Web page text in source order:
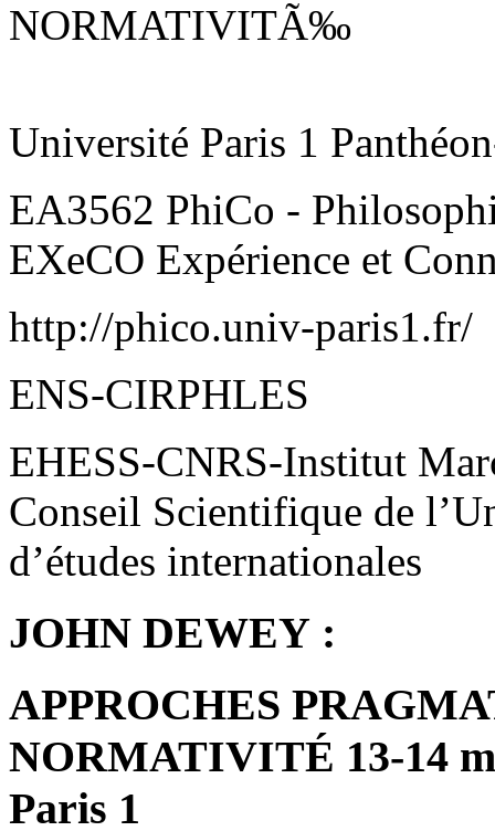
NORMATIVITÃ‰
Université Paris 1
EA3562 PhiCo -
EXeCO Expérience et
http://phico.univ-paris1.fr/
ENS-CIRPHLES
EHESS-CNRS-Institut
Conseil Scientifique de
d’études internationales
JOHN DEWEY :
APPROCHES
NORMATIVITÉ 13-14
Paris 1